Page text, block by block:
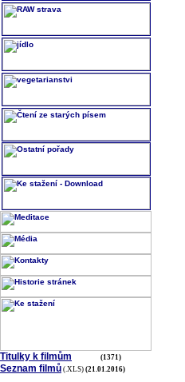
Titulky k filmům (1371)
Seznam filmů (.XLS) (21.01.2016)